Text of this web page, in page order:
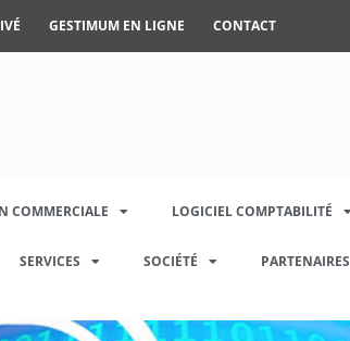
GESTIMUM EN LIGNE CONTACT
COMMERCIALE LOGICIEL COMPTABILITÉ
SERVICES SOCIÉTÉ PARTENAIRES